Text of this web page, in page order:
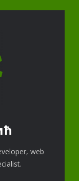
web